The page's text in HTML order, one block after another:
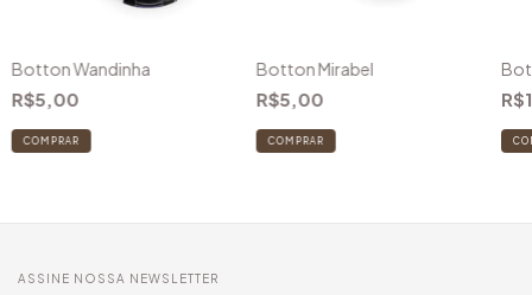
Botton Wandinha
R$5,00
Botton Mirabel
R$5,00
ASSINE NOSSA NEWSLETTER